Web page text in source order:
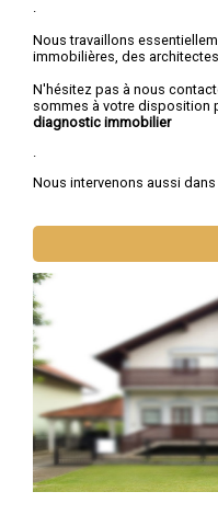
Nous travaillons
immobilières, des
N'hésitez pas à nous
sommes à votre disposition
diagnostic immobilier
.
Nous intervenons aussi